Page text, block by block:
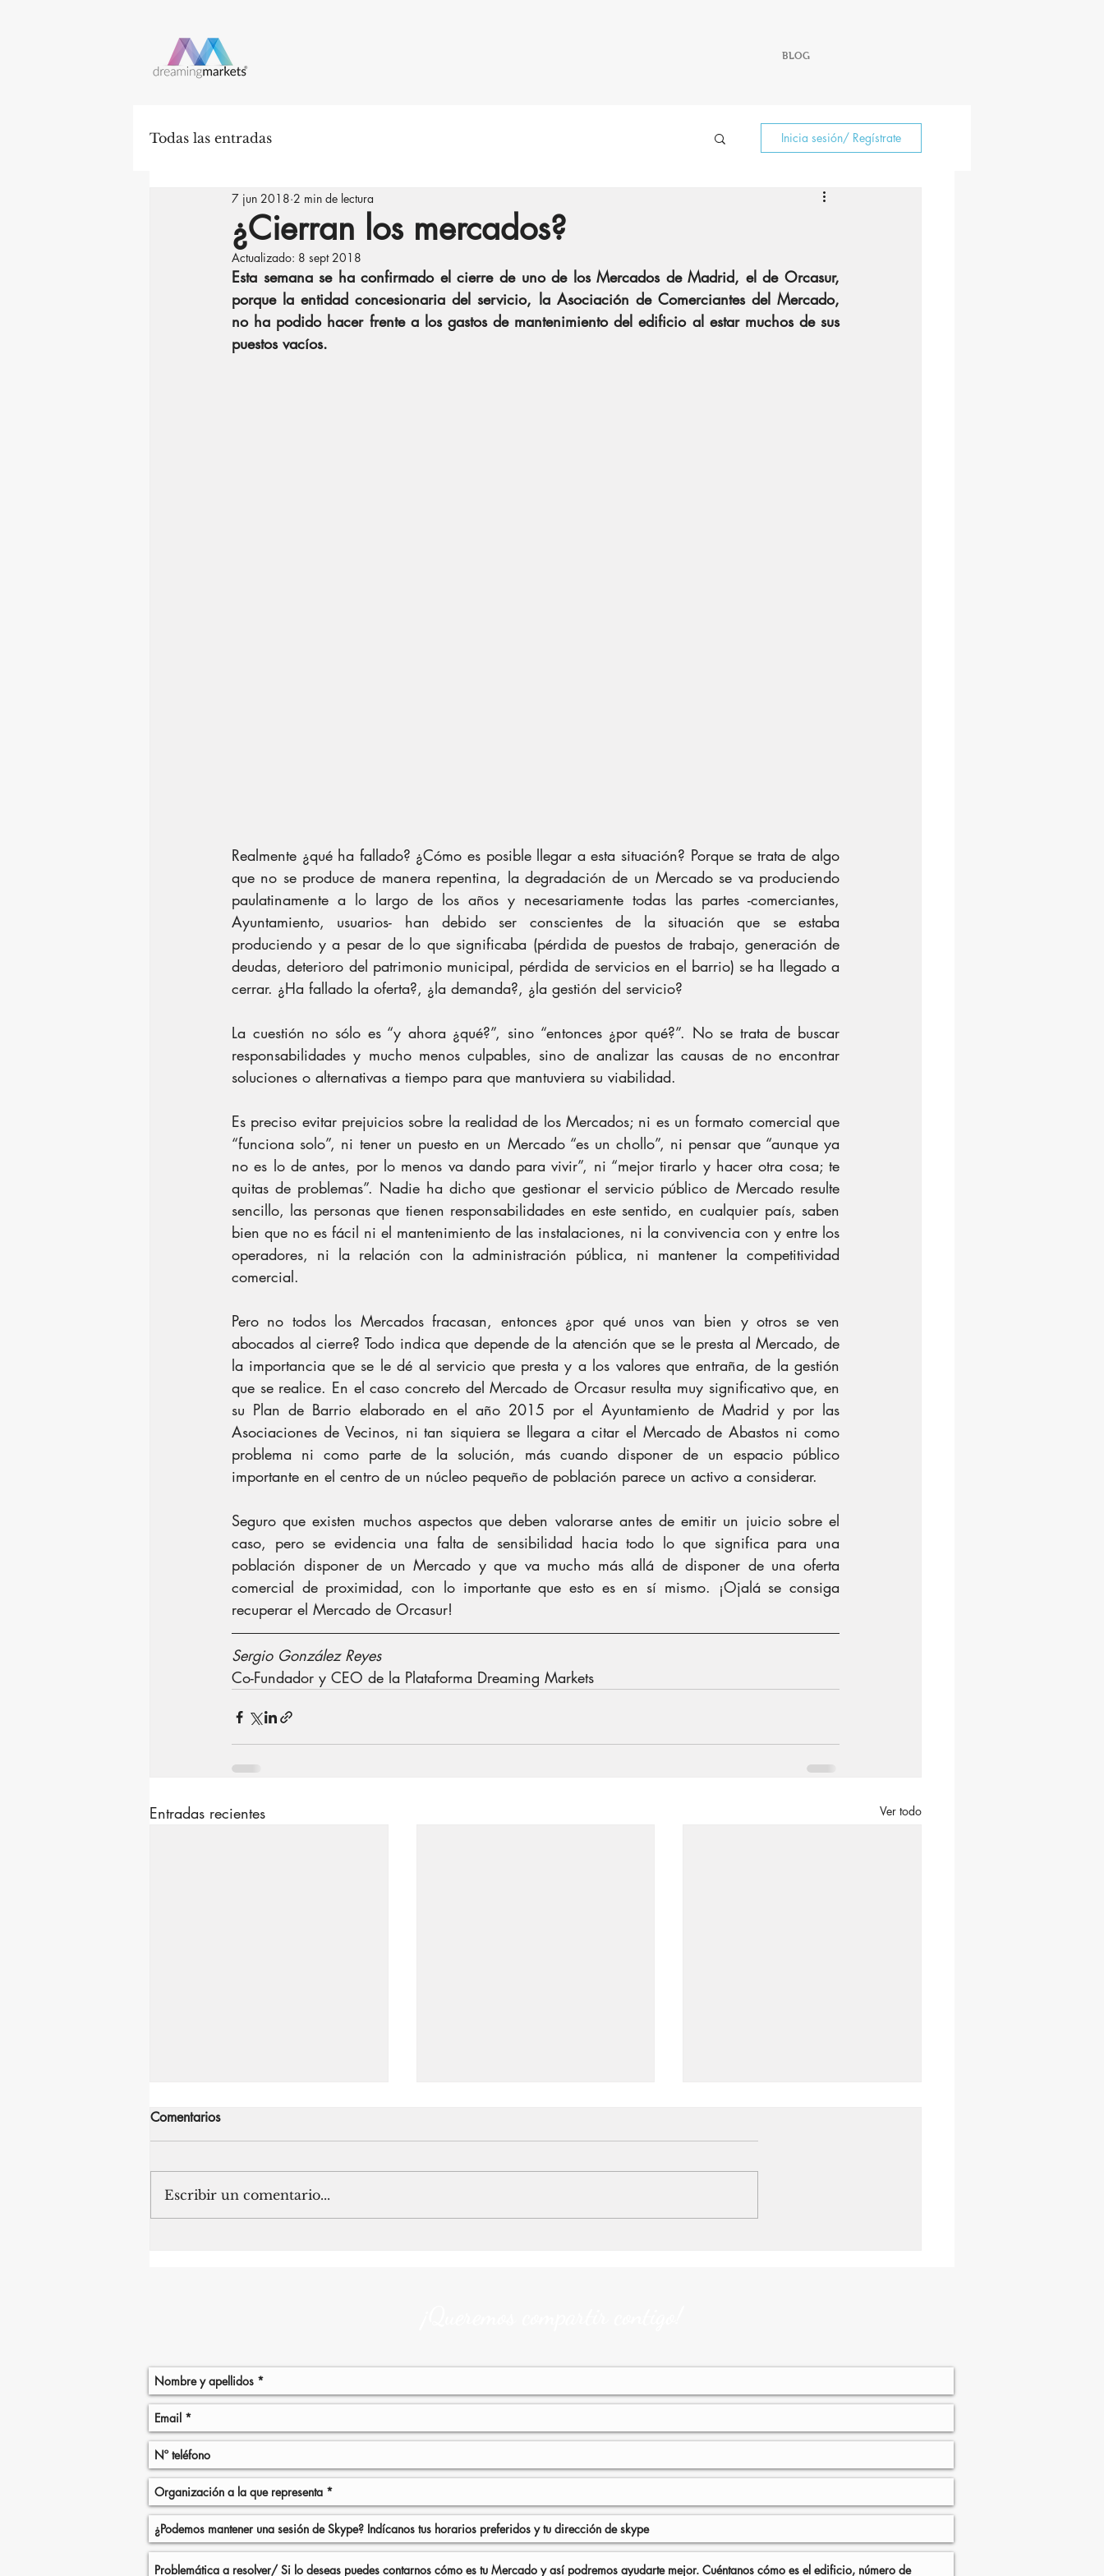
BLOG
Todas las entradas Inicia sesión/ Regístrate
¿Cierran los mercados?
7 jun 2018 2 min de lectura
Actualizado: 8 sept 2018
Esta semana se ha confirmado el cierre de uno de los Mercados de Madrid, el de Orcasur,
porque la entidad concesionaria del servicio, la Asociación de Comerciantes del Mercado,
no ha podido hacer frente a los gastos de mantenimiento del edificio al estar muchos de sus
puestos vacíos.
Realmente ¿qué ha fallado? ¿Cómo es posible llegar a esta situación? Porque se trata de algo
que no se produce de manera repentina, la degradación de un Mercado se va produciendo
paulatinamente a lo largo de los años y necesariamente todas las partes -comerciantes,
Ayuntamiento, usuarios- han debido ser conscientes de la situación que se estaba
produciendo y a pesar de lo que significaba (pérdida de puestos de trabajo, generación de
deudas, deterioro del patrimonio municipal, pérdida de servicios en el barrio) se ha llegado a
cerrar. ¿Ha fallado la oferta?, ¿la demanda?, ¿la gestión del servicio?
La cuestión no sólo es “y ahora ¿qué?”, sino “entonces ¿por qué?”. No se trata de buscar
responsabilidades y mucho menos culpables, sino de analizar las causas de no encontrar
soluciones o alternativas a tiempo para que mantuviera su viabilidad.
Es preciso evitar prejuicios sobre la realidad de los Mercados; ni es un formato comercial que
“funciona solo”, ni tener un puesto en un Mercado “es un chollo”, ni pensar que “aunque ya
no es lo de antes, por lo menos va dando para vivir”, ni “mejor tirarlo y hacer otra cosa; te
quitas de problemas”. Nadie ha dicho que gestionar el servicio público de Mercado resulte
sencillo, las personas que tienen responsabilidades en este sentido, en cualquier país, saben
bien que no es fácil ni el mantenimiento de las instalaciones, ni la convivencia con y entre los
operadores, ni la relación con la administración pública, ni mantener la competitividad
comercial.
Pero no todos los Mercados fracasan, entonces ¿por qué unos van bien y otros se ven
abocados al cierre? Todo indica que depende de la atención que se le presta al Mercado, de
la importancia que se le dé al servicio que presta y a los valores que entraña, de la gestión
que se realice. En el caso concreto del Mercado de Orcasur resulta muy significativo que, en
su Plan de Barrio elaborado en el año 2015 por el Ayuntamiento de Madrid y por las
Asociaciones de Vecinos, ni tan siquiera se llegara a citar el Mercado de Abastos ni como
problema ni como parte de la solución, más cuando disponer de un espacio público
importante en el centro de un núcleo pequeño de población parece un activo a considerar.
Seguro que existen muchos aspectos que deben valorarse antes de emitir un juicio sobre el
caso, pero se evidencia una falta de sensibilidad hacia todo lo que significa para una
población disponer de un Mercado y que va mucho más allá de disponer de una oferta
comercial de proximidad, con lo importante que esto es en sí mismo. ¡Ojalá se consiga
recuperar el Mercado de Orcasur!
Sergio González Reyes
Co-Fundador y CEO de la Plataforma Dreaming Markets
Entradas recientes Ver todo
Comentarios
Escribir un comentario...